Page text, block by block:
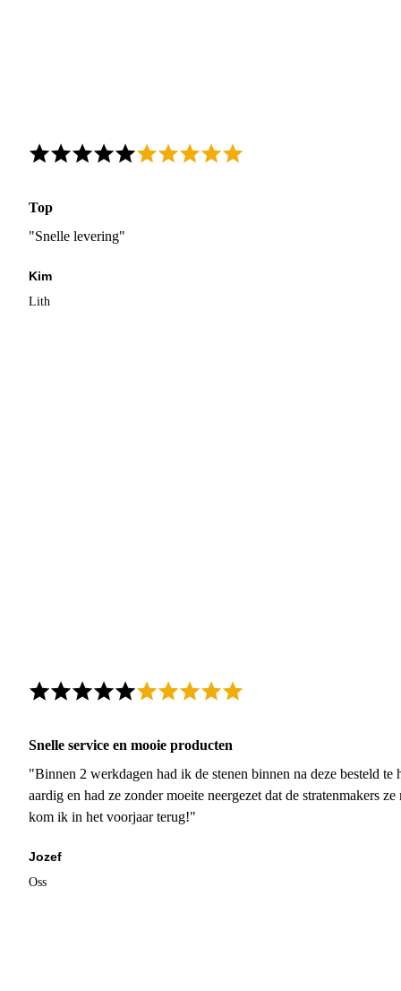
Top
"Snelle levering"
Kim
Lith
Snelle service en mooie producten
"Binnen 2 werkdagen had ik de stenen binnen na deze besteld
aardig en had ze zonder moeite neergezet dat de stratenmakers
kom ik in het voorjaar terug!"
Jozef
Oss